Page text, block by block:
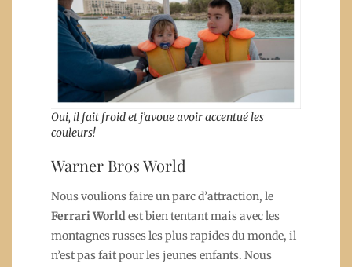
Oui, il fait froid et j’avoue avoir accentué les
couleurs!
Warner Bros World
Nous voulions faire un parc d’attraction, le
Ferrari Worldest bien tentant mais avec les
montagnes russes les plus rapides du monde, il
n’est pas fait pour les jeunes enfants. Nous